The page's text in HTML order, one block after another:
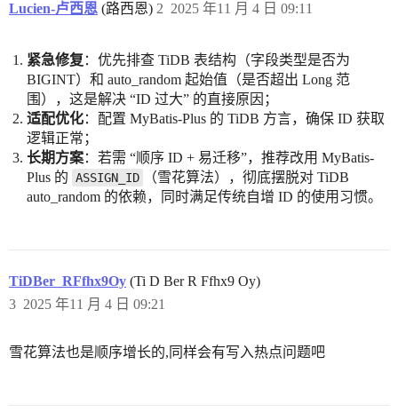
Lucien-卢西恩 (路西恩) 2025 年11 月 4 日 09:11
2
紧急修复 ：优先排查 TiDB 表结构（字段类型是否为
BIGINT）和 auto_random 起始值（是否超出 Long 范
围），这是解决 “ID 过大” 的直接原因；
适配优化：配置 MyBatis-Plus 的 TiDB 方言，确保 ID 获取
逻辑正常；
长期方案：若需 “顺序 ID + 易迁移”，推荐改用 MyBatis-
Plus 的 ASSIGN_ID
（雪花算法），彻底摆脱对 TiDB
auto_random 的依赖，同时满足传统自增 ID 的使用习惯。
TiDBer_RFfhx9Oy (Ti D Ber R Ffhx9 Oy)
2025 年11 月 4 日 09:21
3
雪花算法也是顺序增长的,同样会有写入热点问题吧